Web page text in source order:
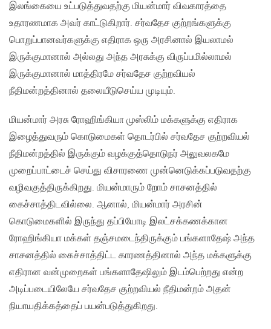
இலங்கையை உட்படுத்துவதற்கு மியன்மார் விவகாரத்தை
உதாரணமாக அவர் காட்டுகிறார். சர்வதேச குற்றங்களுக்கு
பொறுப்பானவர்களுக்கு எதிராக ஒரு அரசினால் இயலாமல்
இருக்குமானால் அல்லது அந்த அரசுக்கு விருப்பமில்லாமல்
இருக்குமானால் மாத்திரமே சர்வதேச குற்றவியல்
நீதிமன்றத்தினால் தலையீடுசெய்ய முடியும்.
மியன்மார் அரசு ரோஹிங்கியா முஸ்லிம் மக்களுக்கு எதிராக
இழைத்துவரும் கொடுமைகள் தொடர்பில் சர்வதேச குற்றவியல்
நீதிமன்றத்தில் இருக்கும் வழக்குத்தொடுநர் அலுவலகமே
முறைப்பாட்டைச் செய்து விசாரணை முன்னெடுக்கப்படுவதற்கு
வழிவகுத்திருக்கிறது. மியன்மாரும் றோம் சாசனத்தில்
கைச்சாத்திடவில்லை. ஆனால், மியன்மார் அரசின்
கொடுமைகளில் இருந்து தப்பியோடி இலட்சக்கணக்கான
ரோஹிங்கியா மக்கள் தஞ்சமடைந்திருக்கும் பங்களாதேஷ் அந்த
சாசனத்தில் கைச்சாத்திட்ட காரணத்தினால் அந்த மக்களுக்கு
எதிரான வன்முறைகள் பங்களாதேஷிலும் இடம்பெற்றது என்ற
அடிப்படையிலேயே சர்வதேச குற்றவியல் நீதிமன்றம் அதன்
நியாயதிக்கத்தைப் பயன்படுத்துகிறது.